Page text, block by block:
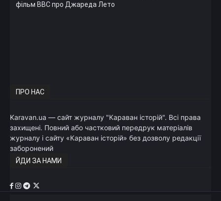
фільм ВВС про Джареда Лето
ПРО НАС
Karavan.ua — сайт журналу "Караван історій". Всі права
захищені. Повний або частковий передрук матеріалів
журналу і сайту «Караван історій» без дозволу редакції
заборонений
ЙДИ ЗА НАМИ